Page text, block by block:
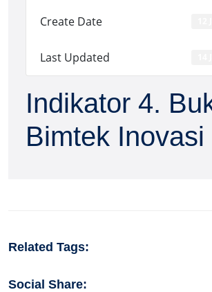
Create Date
Last Updated
Indikator 4.
Bimtek Inovasi
Related Tags:
Social Share: